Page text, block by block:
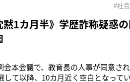
たとも。田久保氏は昨年5月の市#社会
1カ月半》学歴詐称疑惑
本会議で、教育長の人事が同意さ
て以降、10カ月近く空白となって